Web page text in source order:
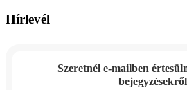
Hírlevél
Szeretnél e-mailben